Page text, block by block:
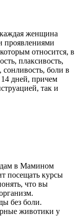
женщина
проявлениями
относится, в
плаксивость,
сонливость, боли в
дней, причем
так и
в Мамином
посещать курсы
что вы
без боли.
животики у